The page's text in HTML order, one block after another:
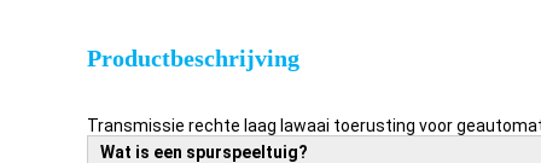
Productbeschrijving
Transmissie rechte laag lawaai toerusting voor
Wat is een spurspeeltuig?